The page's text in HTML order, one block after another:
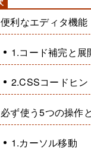
便利なエディタ機能
1.コード補完と展
2.CSSコードヒン
必ず使う5つの操作
1.カーソル移動